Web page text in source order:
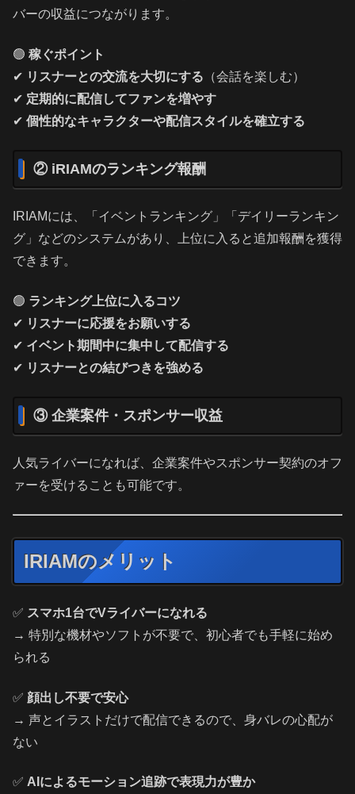
バーの収益につながります。
🟢 稼ぐポイント
✔ リスナーとの交流を大切にする （会話を楽しむ）
✔ 定期的に配信してファンを増やす
✔ 個性的なキャラクターや配信スタイルを確立する
② iRIAMのランキング報酬
IRIAMには、「イベントランキング」「デイリーランキン
グ」などのシステムがあり、上位に入ると追加報酬を獲得
できます。
🟢 ランキング上位に入るコツ
✔ リスナーに応援をお願いする
✔ イベント期間中に集中して配信する
✔ リスナーとの結びつきを強める
③ 企業案件・スポンサー収益
人気ライバーになれば、企業案件やスポンサー契約のオフ
ァーを受けることも可能です。
IRIAMのメリット
✅ スマホ1台でVライバーになれる
→ 特別な機材やソフトが不要で、初心者でも手軽に始め
られる
✅ 顔出し不要で安心
→ 声とイラストだけで配信できるので、身バレの心配が
ない
✅ AIによるモーション追跡で表現力が豊か